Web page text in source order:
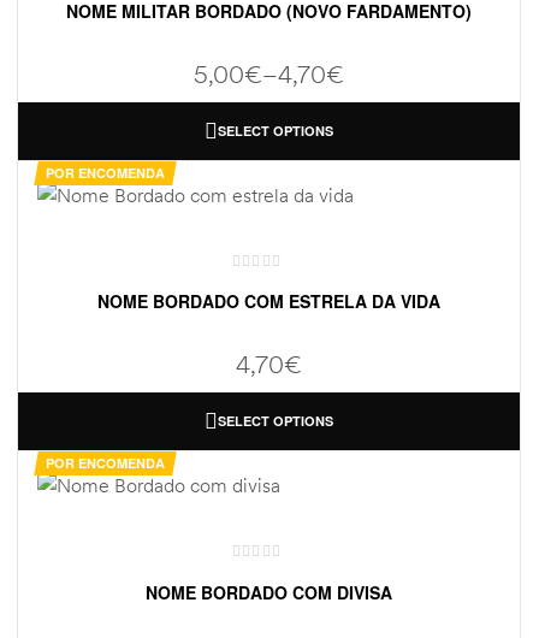
NOME MILITAR BORDADO (NOVO FARDAMENTO)
4,70€
–
5,00€
SELECT OPTIONS
POR ENCOMENDA
NOME BORDADO COM ESTRELA DA VIDA
4,70€
SELECT OPTIONS
POR ENCOMENDA
NOME BORDADO COM DIVISA